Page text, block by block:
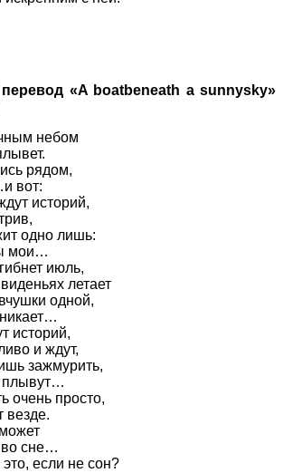
«A boatbeneath a sunnysky»
небом
рядом,
вот:
историй,
одно лишь:
мои…
июль,
летает
одной,
историй,
и ждут,
зажмурить,
плывут…
очень просто,
везде.
сне…
если не сон?